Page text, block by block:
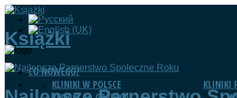
CO NOWEGO?
KLINIKI
KLINIKI W POLSCE
Książki